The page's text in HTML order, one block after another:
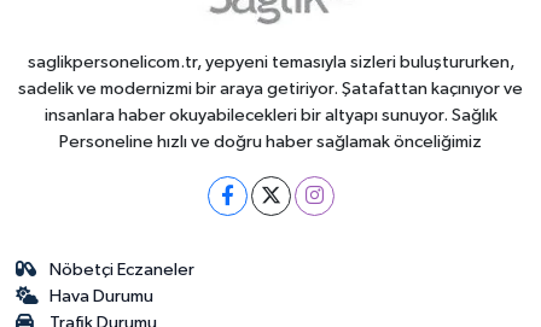
saglikpersonelicom.tr, yepyeni temasıyla sizleri buluştururken,
sadelik ve modernizmi bir araya getiriyor. Şatafattan kaçınıyor ve
insanlara haber okuyabilecekleri bir altyapı sunuyor. Sağlık
Personeline hızlı ve doğru haber sağlamak önceliğimiz
Nöbetçi Eczaneler
Hava Durumu
Trafik Durumu